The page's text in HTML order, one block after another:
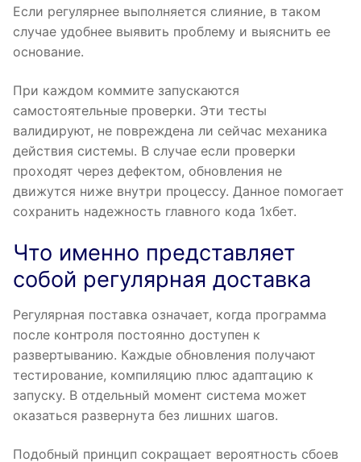
Если регулярнее выполняется слияние, в таком
случае удобнее выявить проблему и выяснить ее
основание.
При каждом коммите запускаются
самостоятельные проверки. Эти тесты
валидируют, не повреждена ли сейчас механика
действия системы. В случае если проверки
проходят через дефектом, обновления не
движутся ниже внутри процессу. Данное помогает
сохранить надежность главного кода 1хбет.
Что именно представляет
собой регулярная доставка
Регулярная поставка означает, когда программа
после контроля постоянно доступен к
развертыванию. Каждые обновления получают
тестирование, компиляцию плюс адаптацию к
запуску. В отдельный момент система может
оказаться развернута без лишних шагов.
Подобный принцип сокращает вероятность сбоев